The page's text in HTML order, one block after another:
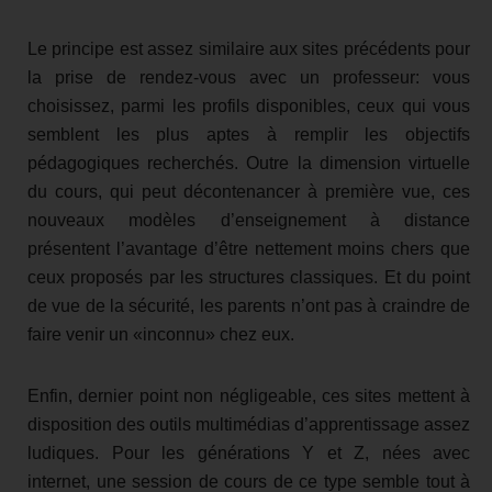
Le principe est assez similaire aux sites précédents pour
la prise de rendez-vous avec un professeur: vous
choisissez, parmi les profils disponibles, ceux qui vous
semblent les plus aptes à remplir les objectifs
pédagogiques recherchés. Outre la dimension virtuelle
du cours, qui peut décontenancer à première vue, ces
nouveaux modèles d’enseignement à distance
présentent l’avantage d’être nettement moins chers que
ceux proposés par les structures classiques. Et du point
de vue de la sécurité, les parents n’ont pas à craindre de
faire venir un «inconnu» chez eux.
Enfin, dernier point non négligeable, ces sites mettent à
disposition des outils multimédias d’apprentissage assez
ludiques. Pour les générations Y et Z, nées avec
internet, une session de cours de ce type semble tout à